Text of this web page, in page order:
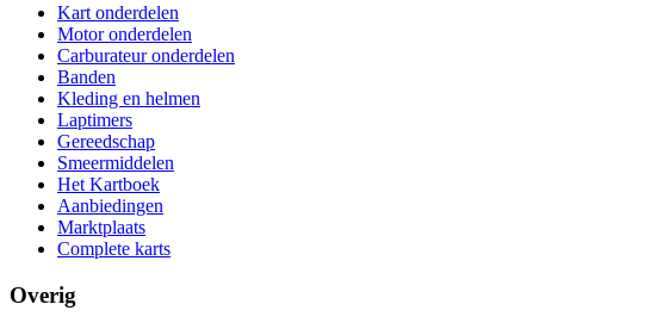
Kart onderdelen
Motor onderdelen
Carburateur onderdelen
Banden
Kleding en helmen
Laptimers
Gereedschap
Smeermiddelen
Het Kartboek
Aanbiedingen
Marktplaats
Complete karts
Overig